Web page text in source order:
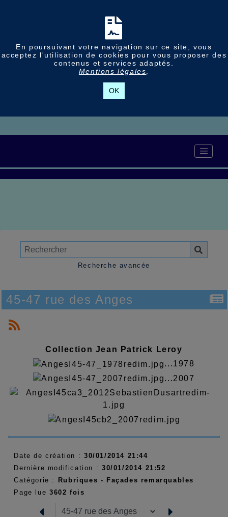
En poursuivant votre navigation sur ce site, vous
acceptez l'utilisation de cookies pour vous proposer des
contenus et services adaptés.
Mentions légales
OK
Recherche avancée
45-47 rue des Anges
Collection Jean Patrick Leroy
...1978
...2007
Date de création : 30/01/2014 21:44
Dernière modification : 30/01/2014 21:52
Catégorie :
Rubriques - Façades remarquables
Page lue 3602 fois